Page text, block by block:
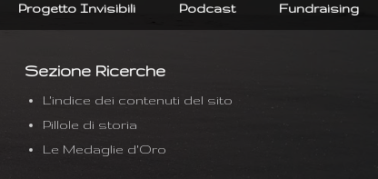
Progetto Invisibili Podcast Fundraising
Sezione Ricerche
L'indice dei contenuti del sito
Pillole di storia
Le Medaglie d'Oro